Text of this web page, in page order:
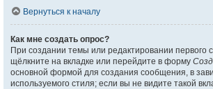
Вернуться к началу
Как мне создать опрос?
При создании темы или редактировании первого
щёлкните на вкладке или перейдите в форму
основной формой для создания сообщения, в
используемого стиля; если вы не видите такой